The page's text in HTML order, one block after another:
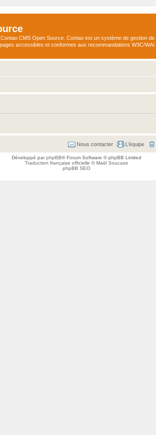
CMS Open Source. Contao est un système de gestion de
accessibles et conformes aux recommandations W3C/WAI
L’équipe
Nous contacter
Développé parphpBB® Forum Software © phpBB Limited
Traduction française officielle ©Maël Soucaze
phpBB SEO